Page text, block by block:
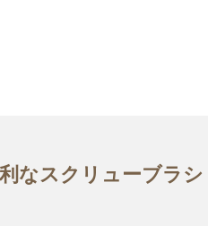
なスクリューブラシ